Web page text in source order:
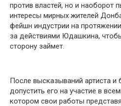
против властей, но и наоборот
интересы мирных жителей
фейшн индустрии на
за действиями Юдашкина,
сторону займет.
После высказываний артиста и
допустить его на участие в
котором свои работы